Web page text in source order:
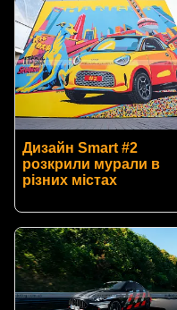
Дизайн Smart #2
розкрили мурали в
різних містах